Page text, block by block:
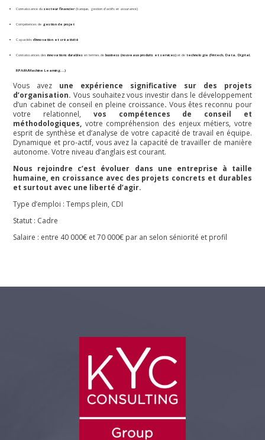
Connaissance dusecteur financier (banque, gestion d’actifs et assurance)
Compétences de gestion de projet
Capacitésd’innovation et créativité
Connaissances desinnovations durables en termes debusiness (nouveaux produits et services)et de technologie (Fintech, Data, Digital,
RPA/IA/Machine Learning,…)
Vous avez une expérience significative sur des projets
d’organisation.Vous souhaitez vous investir dans le développement
d’un cabinet de conseil en pleine croissance. Vous êtes reconnu pour
votre relationnel, vos compétences de conseil et
méthodologiques, votre compréhension des enjeux métiers, votre
esprit de synthèse et d’analyse de votre capacité de travail en équipe.
Dynamique et pro-actif, vous avez la capacité de travailler de manière
autonome. Votre niveau d’anglais est courant.
Nous rejoindre c’est évoluer dans une entreprise à taille
humaine, en croissance avec des projets concrets et durables
et surtout avec une liberté d’agir.
Type d’emploi : Temps plein, CDI
Statut : Cadre
Salaire : entre 40 000€ et 70 000€ par an selon séniorité et profil